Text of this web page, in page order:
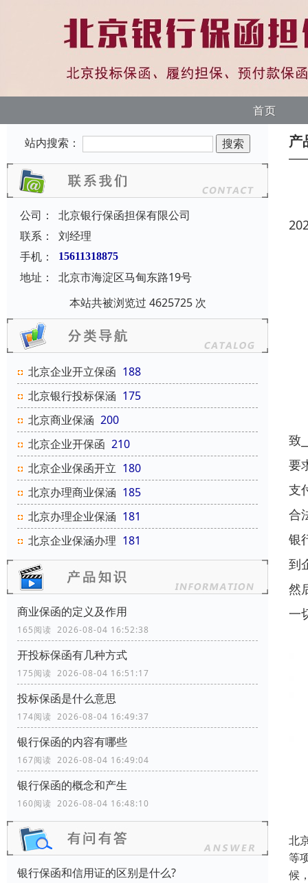
首页
站内搜索：
公司：
北京银行保函担保有限公司
联系：
刘经理
手机：
15611318875
地址：
北京市海淀区马甸东路19号
本站共被浏览过 4625725 次
北京企业开立保函 188
北京银行投标保涵 175
北京商业保涵 200
北京企业开保函 210
北京企业保函开立 180
北京办理商业保涵 185
北京办理企业保涵 181
北京企业保涵办理 181
商业保函的定义及作用
165阅读 2026-08-04 16:52:38
开投标保函有几种方式
175阅读 2026-08-04 16:51:17
投标保函是什么意思
174阅读 2026-08-04 16:49:37
银行保函的内容有哪些
167阅读 2026-08-04 16:49:04
银行保函的概念和产生
160阅读 2026-08-04 16:48:10
银行保函和信用证的区别是什么?
产
致
要
支
合
银
到
然
一
北
等
候